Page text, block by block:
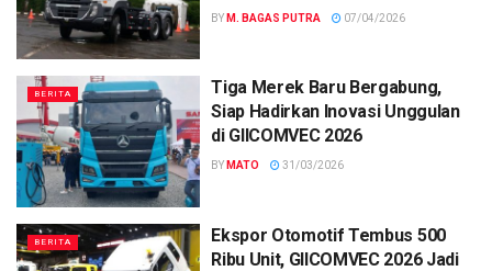
BY M. BAGAS PUTRA 07/04/2026
BERITA
Tiga Merek Baru Bergabung,
Siap Hadirkan Inovasi Unggulan
di GIICOMVEC 2026
BY MATO 31/03/2026
BERITA
Ekspor Otomotif Tembus 500
Ribu Unit, GIICOMVEC 2026 Jadi